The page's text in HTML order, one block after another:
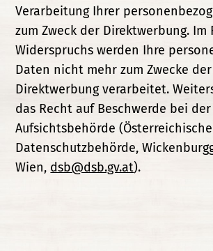
Verarbeitung Ihrer
zum Zweck der Direktwerbung. Im
Widerspruchs werden Ihre
Daten nicht mehr zum Zwecke der
Direktwerbung verarbeitet.
das Recht auf Beschwerde bei der
Aufsichtsbehörde (Österreichische
Datenschutzbehörde,
Wien, dsb@dsb.gv.at).